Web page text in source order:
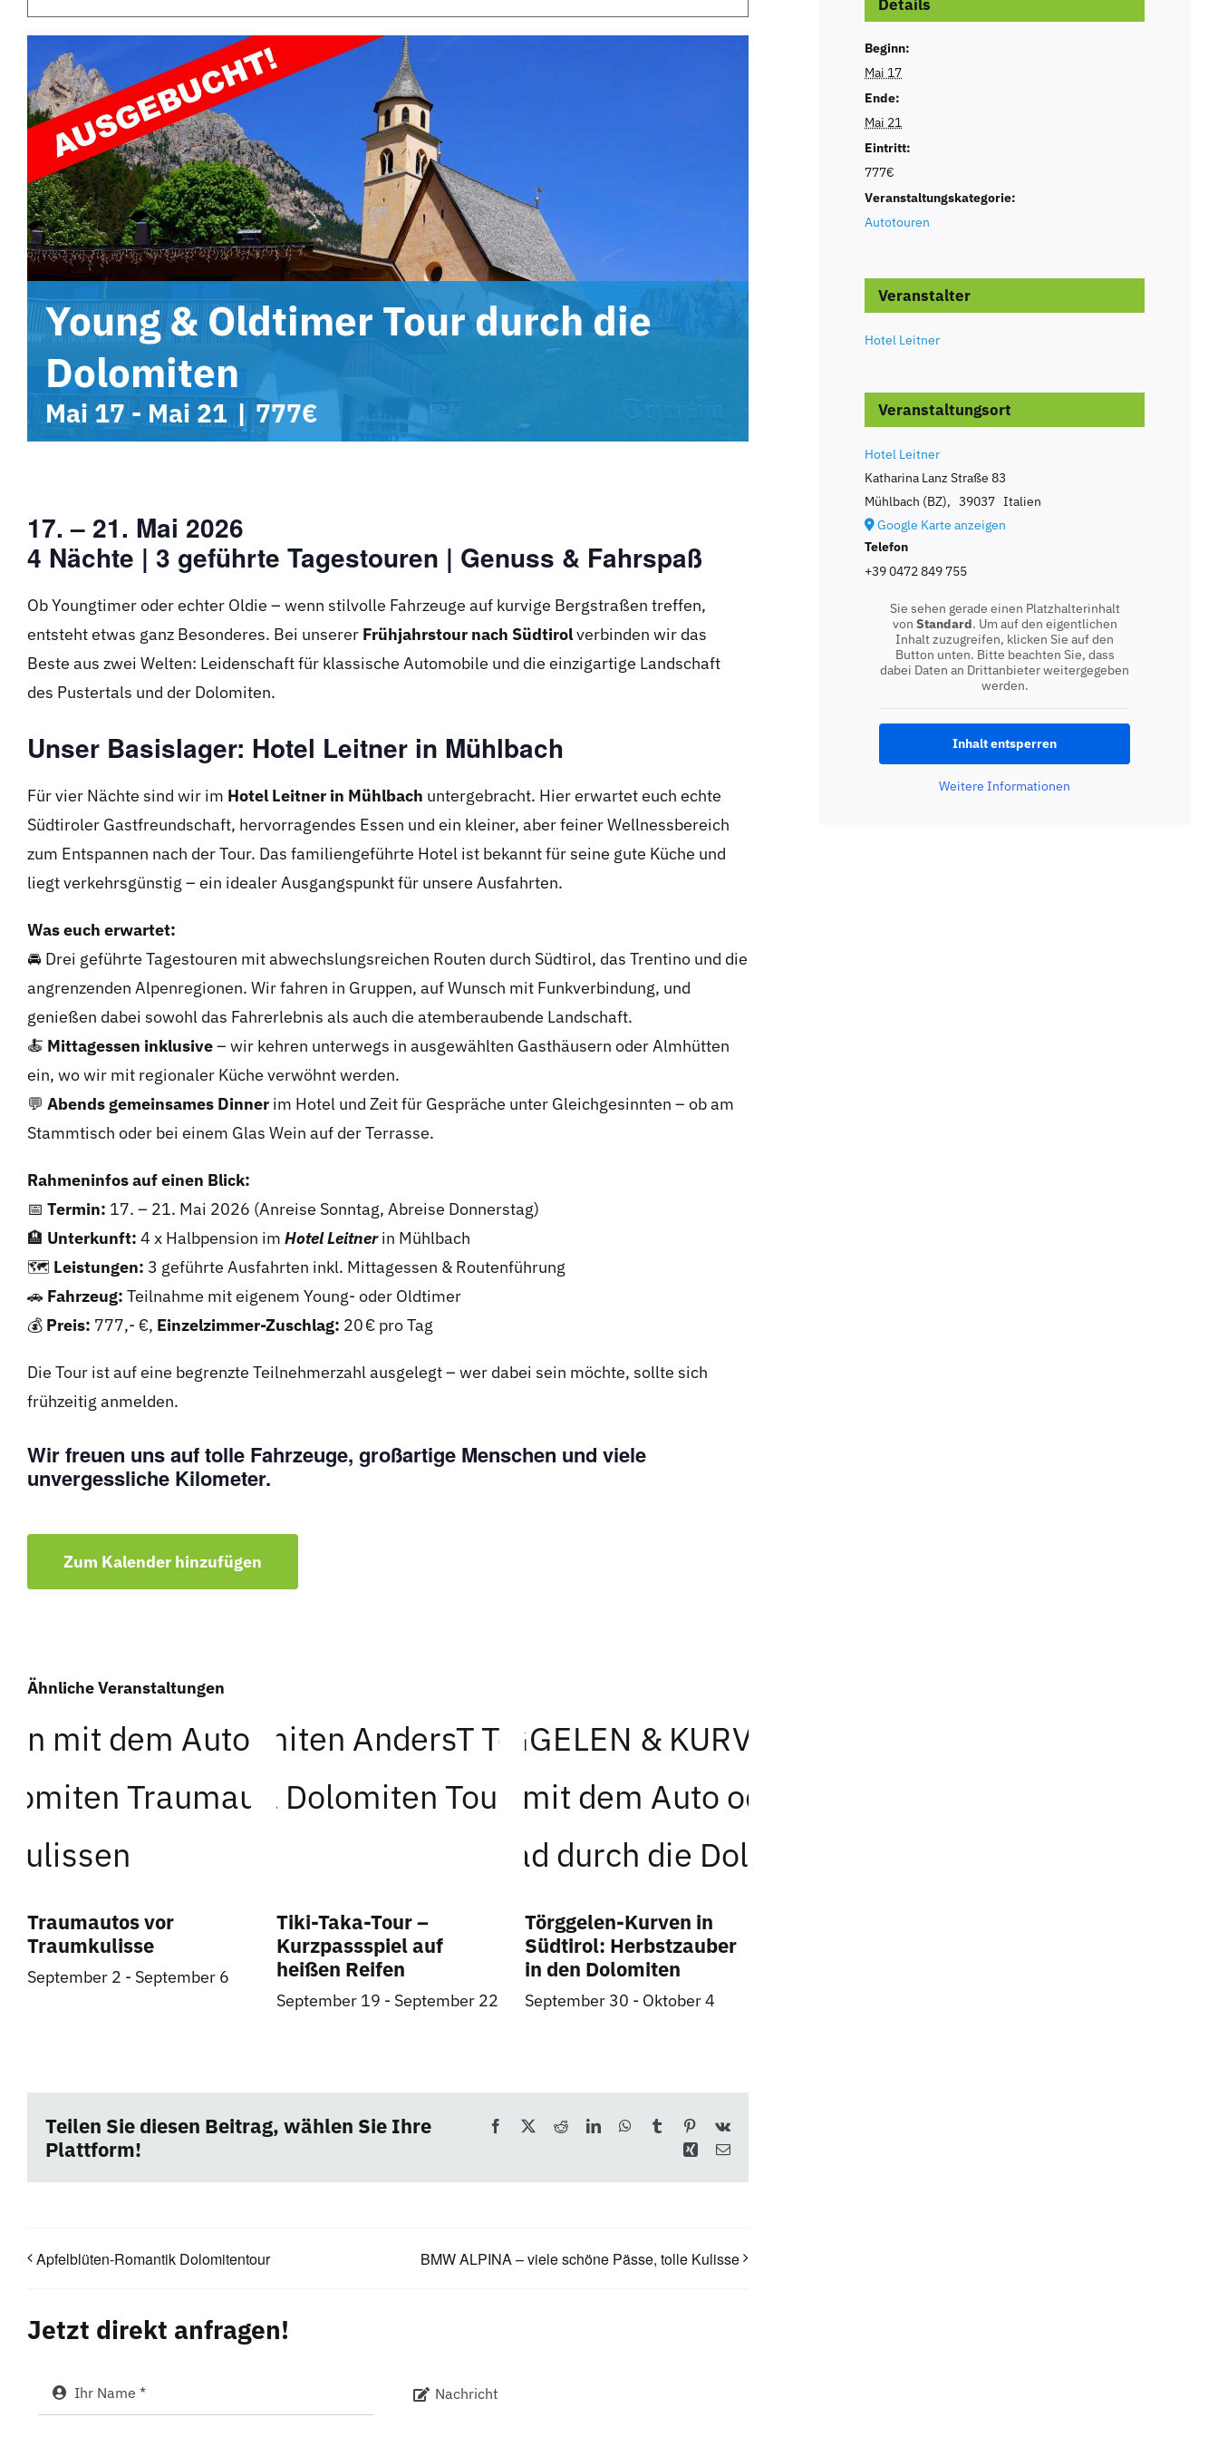
Young & Oldtimer Tour durch die
Dolomiten
Mai 17 - Mai 21 | 777€
17. – 21. Mai 2026
4 Nächte | 3 geführte Tagestouren | Genuss & Fahrspaß
Ob Youngtimer oder echter Oldie – wenn stilvolle Fahrzeuge auf kurvige Bergstraßen treffen,
entsteht etwas ganz Besonderes. Bei unserer Frühjahrstour nach Südtirolverbinden wir das
Beste aus zwei Welten: Leidenschaft für klassische Automobile und die einzigartige Landschaft
des Pustertals und der Dolomiten.
Unser Basislager: Hotel Leitner in Mühlbach
Für vier Nächte sind wir im Hotel Leitner in Mühlbach untergebracht. Hier erwartet euch echte
Südtiroler Gastfreundschaft, hervorragendes Essen und ein kleiner, aber feiner Wellnessbereich
zum Entspannen nach der Tour. Das familiengeführte Hotel ist bekannt für seine gute Küche und
liegt verkehrsgünstig – ein idealer Ausgangspunkt für unsere Ausfahrten.
Was euch erwartet:
🚘 Drei geführte Tagestouren mit abwechslungsreichen Routen durch Südtirol, das Trentino und die
angrenzenden Alpenregionen. Wir fahren in Gruppen, auf Wunsch mit Funkverbindung, und
genießen dabei sowohl das Fahrerlebnis als auch die atemberaubende Landschaft.
🍝 Mittagessen inklusive– wir kehren unterwegs in ausgewählten Gasthäusern oder Almhütten
ein, wo wir mit regionaler Küche verwöhnt werden.
💬 Abends gemeinsames Dinner im Hotel und Zeit für Gespräche unter Gleichgesinnten – ob am
Stammtisch oder bei einem Glas Wein auf der Terrasse.
Rahmeninfos auf einen Blick:
📅 Termin: 17. – 21. Mai 2026 (Anreise Sonntag, Abreise Donnerstag)
🏨 Unterkunft: 4 x Halbpension im Hotel Leitnerin Mühlbach
🗺️ Leistungen: 3 geführte Ausfahrten inkl. Mittagessen & Routenführung
🚗 Fahrzeug: Teilnahme mit eigenem Young- oder Oldtimer
💰 Preis: 777,- €, Einzelzimmer-Zuschlag: 20 € pro Tag
Die Tour ist auf eine begrenzte Teilnehmerzahl ausgelegt – wer dabei sein möchte, sollte sich
frühzeitig anmelden.
Wir freuen uns auf tolle Fahrzeuge, großartige Menschen und viele
unvergessliche Kilometer.
Zum Kalender hinzufügen
Ähnliche Veranstaltungen
Traumautos vor
Traumkulisse
September 2 - September 6
Tiki-Taka-Tour –
Kurzpassspiel auf
heißen Reifen
September 19 - September 22
Törggelen-Kurven in
Südtirol: Herbstzauber
in den Dolomiten
September 30 - Oktober 4
Teilen Sie diesen Beitrag, wählen Sie Ihre
Plattform!
Facebook RedditLinkedInWhatsApp
Tumblr Pinterest
Vk
Xing E-
Apfelblüten-Romantik Dolomitentour BMW ALPINA – viele schöne Pässe, tolle Kulisse
Jetzt direkt anfragen!
Details
Beginn:
Mai 17
Ende:
Mai 21
Eintritt:
777€
Veranstaltungskategorie:
Autotouren
Veranstalter
Hotel Leitner
Veranstaltungsort
Hotel Leitner
Katharina Lanz Straße 83
Mühlbach (BZ), 39037 Italien
Google Karte anzeigen
Telefon
+39 0472 849 755
Sie sehen gerade einen Platzhalterinhalt
von Standard. Um auf den eigentlichen
Inhalt zuzugreifen, klicken Sie auf den
Button unten. Bitte beachten Sie, dass
dabei Daten an Drittanbieter weitergegeben
werden.
Inhalt entsperren
Weitere Informationen